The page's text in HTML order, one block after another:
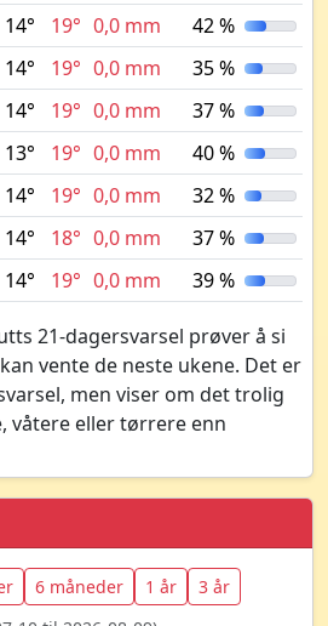
14° 19° 0,0 mm
42 %
14° 19° 0,0 mm
35 %
14° 19° 0,0 mm
37 %
13° 19° 0,0 mm
40 %
14° 19° 0,0 mm
32 %
14° 18° 0,0 mm
37 %
14° 19° 0,0 mm 39 %
21-dagersvarsel prøver å si
vente de neste ukene. Det er
men viser om det trolig
våtere eller tørrere enn
6 måneder 1 år
3 år